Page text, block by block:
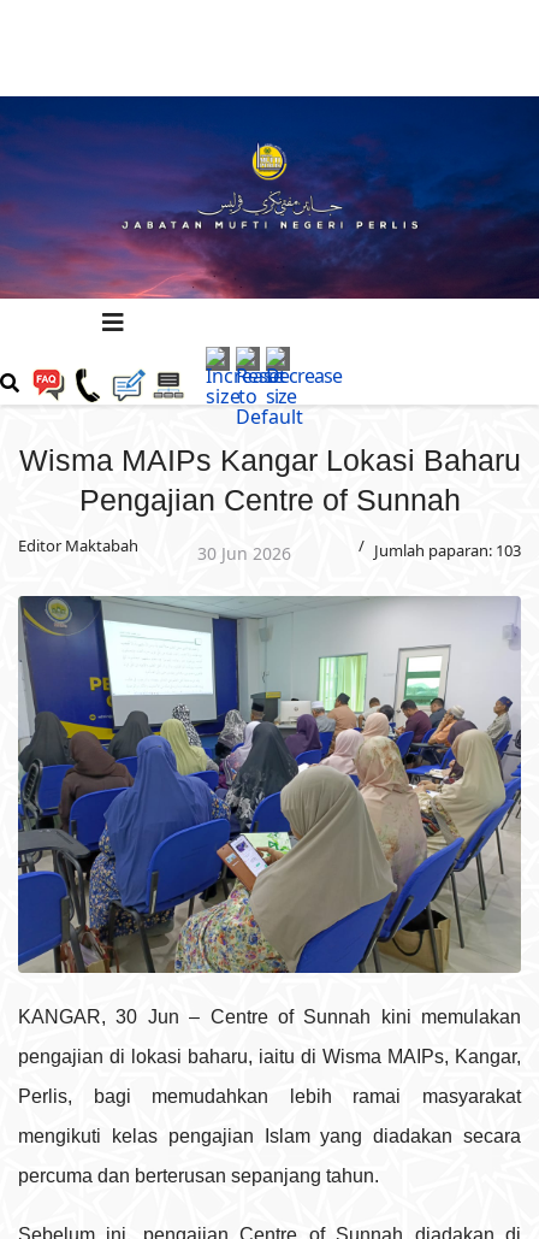
Wisma MAIPs Kangar Lokasi Baharu
Pengajian Centre of Sunnah
Editor Maktabah 30 Jun 2026 Jumlah paparan: 103
KANGAR, 30 Jun – Centre of Sunnah kini memulakan
pengajian di lokasi baharu, iaitu di Wisma MAIPs, Kangar,
Perlis, bagi memudahkan lebih ramai masyarakat
mengikuti kelas pengajian Islam yang diadakan secara
percuma dan berterusan sepanjang tahun.